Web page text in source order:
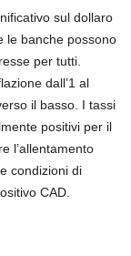
sul dollaro
le banche possono
per tutti.
dall’1 al
il basso. I tassi
positivi per il
l’allentamento
condizioni di
CAD.